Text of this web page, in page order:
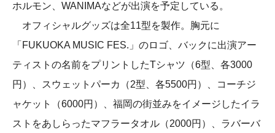
ホルモン、WANIMAなどが出演を予定している。
オフィシャルグッズは全11型を製作。胸元に
「FUKUOKA MUSIC FES.」のロゴ、バックに出演アー
ティストの名前をプリントしたTシャツ（6型、各3000
円）、スウェットパーカ（2型、各5500円）、コーチジ
ャケット（6000円）、福岡の街並みをイメージしたイラ
ストをあしらったマフラータオル（2000円）、ラバーバ